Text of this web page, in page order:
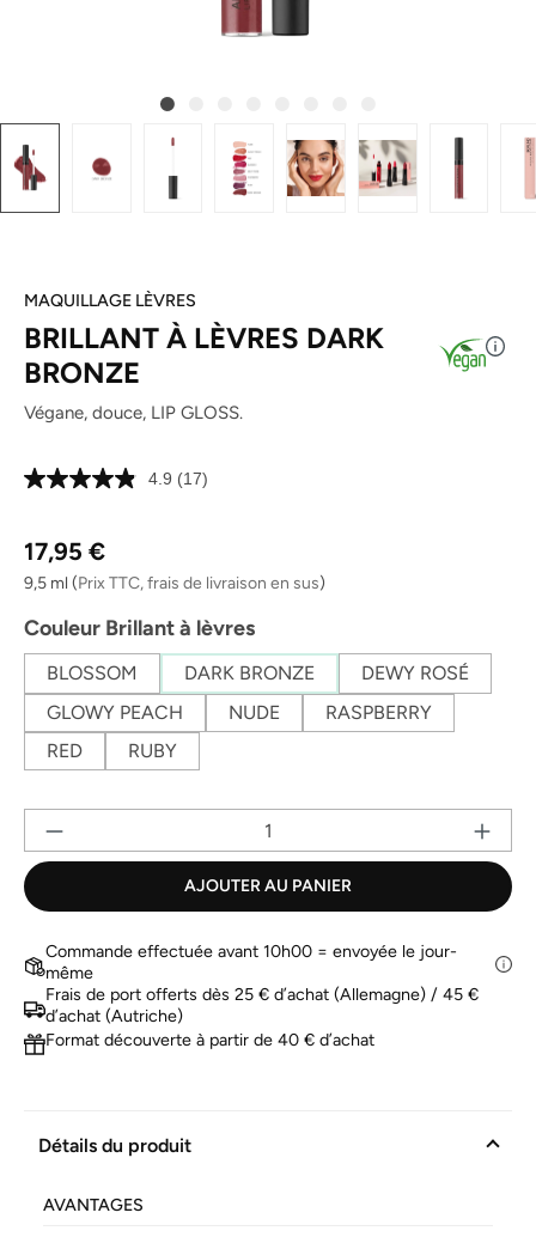
MAQUILLAGE LÈVRES
BRILLANT À LÈVRES DARK
BRONZE
Végane, douce, LIP GLOSS.
4.9 Lire
la
page.
(17)
Prix régulier :
17,95 €
9,5 ml (Prix TTC, frais de livraison en sus)
Sélectionnez
Couleur Brillant à lèvres
BLOSSOM DARK BRONZE
DEWY ROSÉ
GLOWY PEACH
NUDE
RASPBERRY
RED
RUBY
AJOUTER AU PANIER
Commande effectuée avant 10h00 = envoyée le jour-
même
Frais de port offerts dès 25 € d’achat (Allemagne) / 45 €
d’achat (Autriche)
Format découverte à partir de 40 € d’achat
Détails du produit
AVANTAGES